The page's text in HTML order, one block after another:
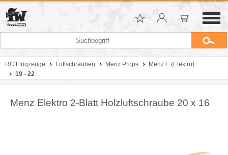
RC Flugzeuge Luftschrauben Menz Props
Menz E (Elektro)
19 - 22
Menz Elektro 2-Blatt Holzluftschraube 20 x 16